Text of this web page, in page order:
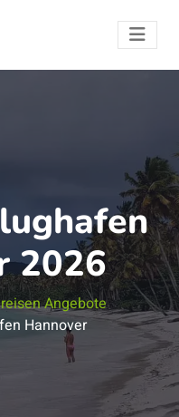
2026
Angebote
Hannover